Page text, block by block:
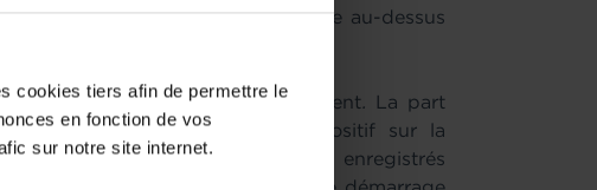
cookies tiers afin de permettre le
en fonction de vos
sur notre site internet.
cet indicateur, même s’il reste au-dessus
liés à l’adoption de l’IA évoluent.
La part
ce que l’IA ait un fort impact positif sur la
s’élève à 24%, contre 47% enregistrés